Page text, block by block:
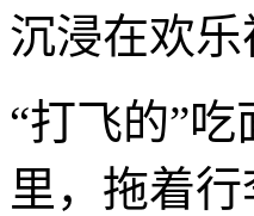
沉浸在欢
“打飞的”
里，拖着